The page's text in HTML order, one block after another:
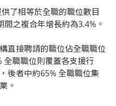
了相等於全職的職位數目
之複合年增長約為3.4%。
直接聘請的職位佔全職職位
全職職位則覆蓋各支援行
後者中約65% 全職職位集
。